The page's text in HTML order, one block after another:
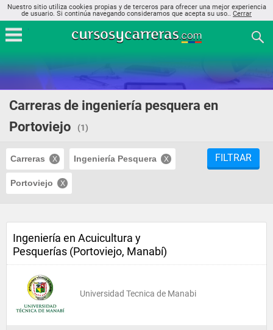
Nuestro sitio utiliza cookies propias y de terceros para ofrecer una mejor experiencia
de usuario. Si continúa navegando consideramos que acepta su uso.. Cerrar
Carreras de ingeniería pesquera en
Portoviejo
(1)
Carreras Ingeniería Pesquera
Portoviejo
FILTRAR
Ingeniería en Acuicultura y
Pesquerías (Portoviejo, Manabí)
Universidad Tecnica de Manabi